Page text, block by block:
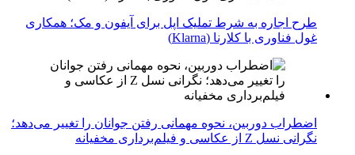
طرح اجاره به شرط تملیک اپل برای آیفون و مک؛ همکاری
غول فناوری با کلارنا (Klarna)
اضطراب دوربین، نحوه مهمانی رفتن جوانان را تغییر می‌دهد؛
نگرانی نسل Z از عکاسی و فیلم‌برداری مخفیانه